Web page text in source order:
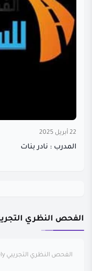
22 أبريل 2025
المدرب : نادر بنات
الفحص النظري التجريبي
الفحص النظري التجريبي